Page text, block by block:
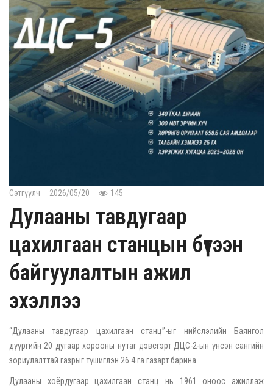
Сэтгүүлч 2026/05/20 145
Дулааны тавдугаар
цахилгаан станцын бүтээн
байгуулалтын ажил
эхэллээ
“Дулааны тавдугаар цахилгаан станц”-ыг нийслэлийн Баянгол
дүүргийн 20 дугаар хорооны нутаг дэвсгэрт ДЦС-2-ын үнсэн сангийн
зориулалттай газрыг түшиглэн 26.4 га газарт барина.
Дулааны хоёрдугаар цахилгаан станц нь 1961 оноос ажиллаж